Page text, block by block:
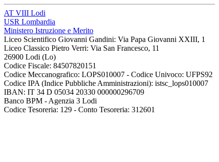
AT VIII Lodi
USR Lombardia
Ministero Istruzione e Merito
Liceo Scientifico Giovanni Gandini: Via Papa Giovanni XXIII, 1
Liceo Classico Pietro Verri: Via San Francesco, 11
26900 Lodi (Lo)
Codice Fiscale: 84507820151
Codice Meccanografico: LOPS010007 - Codice Univoco: UFPS92
Codice IPA (Indice Pubbliche Amministrazioni): istsc_lops010007
IBAN: IT 34 D 05034 20330 000000296709
Banco BPM - Agenzia 3 Lodi
Codice Tesoreria: 129 - Conto Tesoreria: 312601